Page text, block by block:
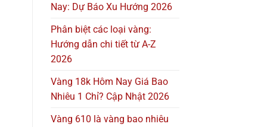
Nay: Dự Báo Xu Hướng 2026
Phân biệt các loại vàng:
Hướng dẫn chi tiết từ A-Z
2026
Vàng 18k Hôm Nay Giá Bao
Nhiêu 1 Chỉ? Cập Nhật 2026
Vàng 610 là vàng bao nhiêu